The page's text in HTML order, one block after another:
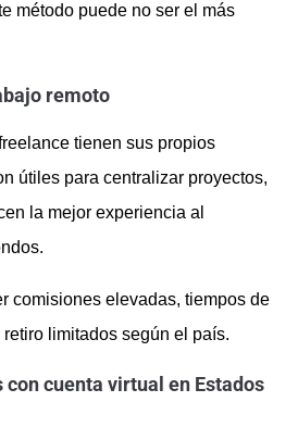
método puede no ser el más
remoto
tienen sus propios
útiles para centralizar proyectos,
la mejor experiencia al
comisiones elevadas, tiempos de
limitados según el país.
cuenta virtual en Estados